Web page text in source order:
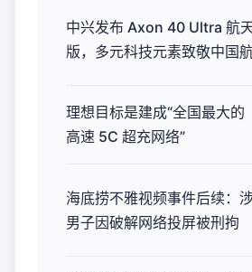
中兴发布 Axon 40 Ultra 航
版，多元科技元素致敬中国
理想目标是建成“全国最大的
高速 5C 超充网络”
海底捞不雅视频事件后续：
男子因破解网络投屏被刑拘